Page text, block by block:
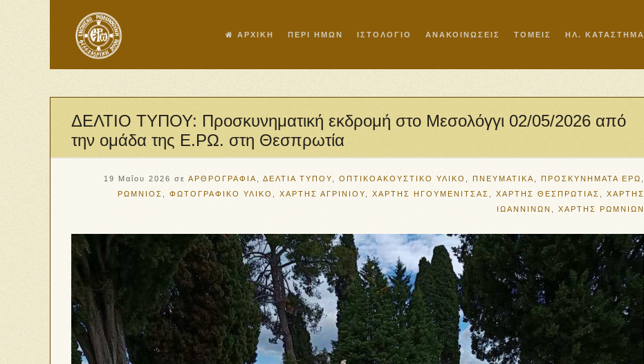
ΑΡΧΙΚΗ ΠΕΡΙ ΗΜΩΝ ΙΣΤΟΛΟΓΙΟ ΑΝΑΚΟΙΝΩΣΕΙΣ ΤΟΜΕΙΣ ΗΛ. ΚΑΤΑΣΤΗΜΑ
ΔΕΛΤΙΟ ΤΥΠΟΥ: Προσκυνηματική εκδρομή στο Μεσολόγγι 02/05/2026 από
την ομάδα της Ε.ΡΩ. στη Θεσπρωτία
19 Μαΐου 2026 σε ΑΡΘΡΟΓΡΑΦΙΑ ΔΕΛΤΙΑ ΤΥΠΟΥ ΟΠΤΙΚΟΑΚΟΥΣΤΙΚΟ ΥΛΙΚΟ ΠΝΕΥΜΑΤΙΚΑ ΠΡΟΣΚΥΝΗΜΑΤΑ ΕΡΩ
ΡΩΜΝΙΟΣ
ΦΩΤΟΓΡΑΦΙΚΟ ΥΛΙΚΟ ΧΑΡΤΗΣ ΑΓΡΙΝΙΟΥ ΧΑΡΤΗΣ ΗΓΟΥΜΕΝΙΤΣΑΣ ΧΑΡΤΗΣ ΘΕΣΠΡΩΤΙΑΣ
ΧΑΡΤΗΣ
ΙΩΑΝΝΙΝΩΝ
ΧΑΡΤΗΣ ΡΩΜΝΙΩΝ